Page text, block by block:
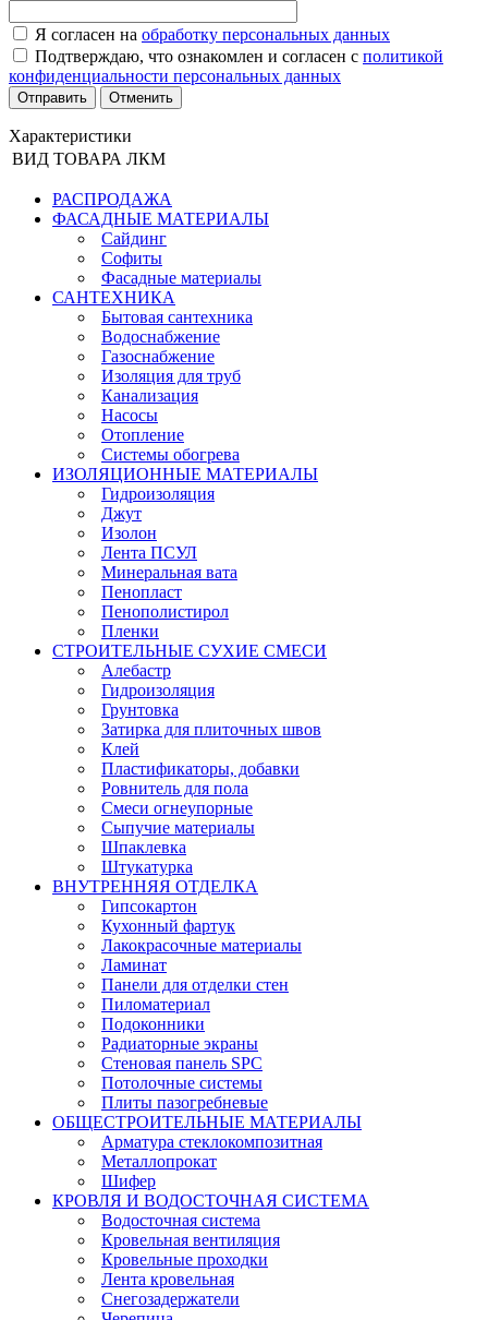
Я согласен на обработку персональных данных
Подтверждаю, что ознакомлен и согласен с политикой
конфиденциальности персональных данных
Отменить
Характеристики
ВИД ТОВАРА ЛКМ
РАСПРОДАЖА
ФАСАДНЫЕ МАТЕРИАЛЫ
Сайдинг
Софиты
Фасадные материалы
САНТЕХНИКА
Бытовая сантехника
Водоснабжение
Газоснабжение
Изоляция для труб
Канализация
Насосы
Отопление
Системы обогрева
ИЗОЛЯЦИОННЫЕ МАТЕРИАЛЫ
Гидроизоляция
Джут
Изолон
Лента ПСУЛ
Минеральная вата
Пенопласт
Пенополистирол
Пленки
СТРОИТЕЛЬНЫЕ СУХИЕ СМЕСИ
Алебастр
Гидроизоляция
Грунтовка
Затирка для плиточных швов
Клей
Пластификаторы, добавки
Ровнитель для пола
Смеси огнеупорные
Сыпучие материалы
Шпаклевка
Штукатурка
ВНУТРЕННЯЯ ОТДЕЛКА
Гипсокартон
Кухонный фартук
Лакокрасочные материалы
Ламинат
Панели для отделки стен
Пиломатериал
Подоконники
Радиаторные экраны
Стеновая панель SPC
Потолочные системы
Плиты пазогребневые
ОБЩЕСТРОИТЕЛЬНЫЕ МАТЕРИАЛЫ
Арматура стеклокомпозитная
Металлопрокат
Шифер
КРОВЛЯ И ВОДОСТОЧНАЯ СИСТЕМА
Водосточная система
Кровельная вентиляция
Кровельные проходки
Лента кровельная
Снегозадержатели